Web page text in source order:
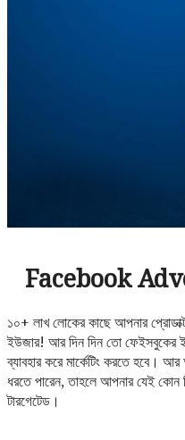
Facebook
১০+ লাখ লোকের কাছে আপনার
ইউজার! আর দিন দিন তো ফেইসবুকের
ব্যাবহার করে মার্কেটিং করতে
ধরতে পারেন, তাহলে আপনার যেই কোন
টারগেটেড।